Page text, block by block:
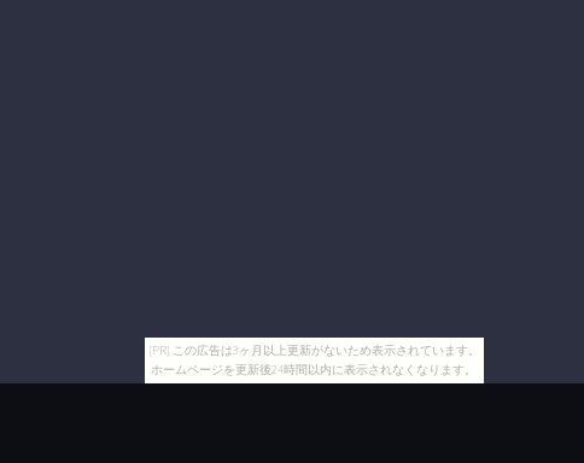
[PR] この広告は3ヶ月以上更新がないため表示されています。
ホームページを更新後24時間以内に表示されなくなります。